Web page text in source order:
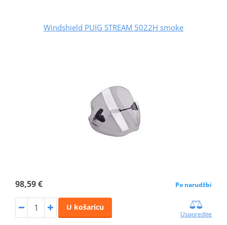
Windshield PUIG STREAM 5022H smoke
98,59 € Po narudžbi
U košaricu
Usporedite